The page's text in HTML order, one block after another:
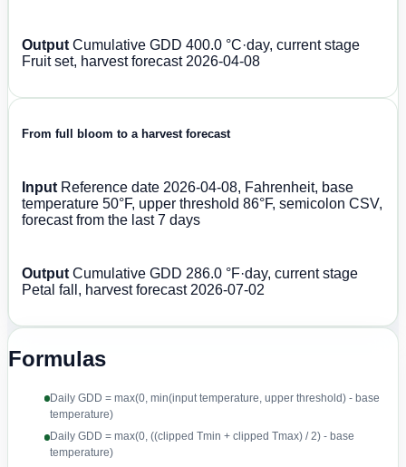
OutputCumulative GDD 400.0 °C·day, current stage
Fruit set, harvest forecast 2026-04-08
From full bloom to a harvest forecast
InputReference date 2026-04-08, Fahrenheit, base
temperature 50°F, upper threshold 86°F, semicolon CSV,
forecast from the last 7 days
OutputCumulative GDD 286.0 °F·day, current stage
Petal fall, harvest forecast 2026-07-02
Formulas
Daily GDD = max(0, min(input temperature, upper threshold) - base
temperature)
Daily GDD = max(0, ((clipped Tmin + clipped Tmax) / 2) - base
temperature)